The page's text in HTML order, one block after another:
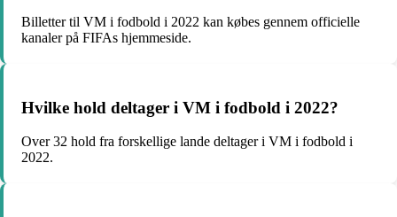
Billetter til VM i fodbold i 2022 kan købes gennem officielle
kanaler på FIFAs hjemmeside.
Hvilke hold deltager i VM i fodbold i 2022?
Over 32 hold fra forskellige lande deltager i VM i fodbold i
2022.